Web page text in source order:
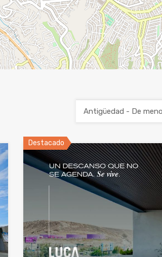
Antigüedad - De
Destacado